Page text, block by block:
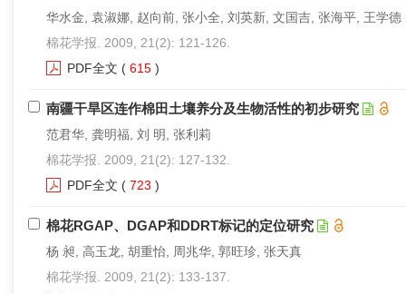
华水金, 袁淑娜, 赵向前, 张小全, 刘英新, 文国吉, 张海平, 王学德
棉花学报. 2009, 21(2): 121-126.
PDF全文 ( 615 )
南疆干旱区连作棉田土壤养分及生物活性的初步研究
范君华, 龚明福, 刘 明, 张利莉
棉花学报. 2009, 21(2): 127-132.
PDF全文 ( 723 )
棉花RGAP、DGAP和DDRT标记的定位研究
杨 昶, 高玉龙, 胡重怡, 周兆华, 郭旺珍, 张天真
棉花学报. 2009, 21(2): 133-137.